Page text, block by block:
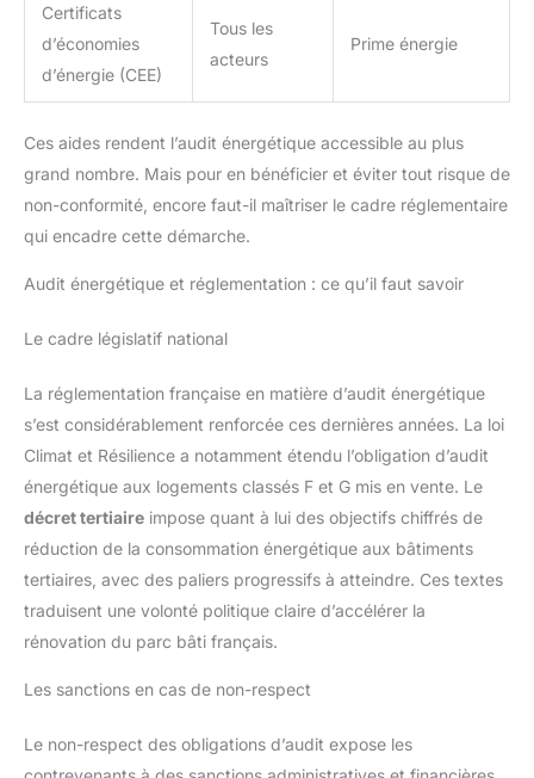
Certificats
d’économies
d’énergie (CEE)
Tous les
acteurs
Prime énergie
Ces aides rendent l’audit énergétique accessible au plus
grand nombre. Mais pour en bénéficier et éviter tout risque de
non-conformité, encore faut-il maîtriser le cadre réglementaire
qui encadre cette démarche.
Audit énergétique et réglementation : ce qu’il faut savoir
Le cadre législatif national
La réglementation française en matière d’audit énergétique
s’est considérablement renforcée ces dernières années. La loi
Climat et Résilience a notamment étendu l’obligation d’audit
énergétique aux logements classés F et G mis en vente. Le
décret tertiaire impose quant à lui des objectifs chiffrés de
réduction de la consommation énergétique aux bâtiments
tertiaires, avec des paliers progressifs à atteindre. Ces textes
traduisent une volonté politique claire d’accélérer la
rénovation du parc bâti français.
Les sanctions en cas de non-respect
Le non-respect des obligations d’audit expose les